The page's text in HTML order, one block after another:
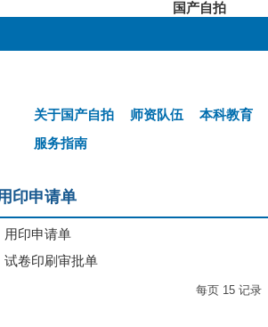
国产自拍
关于国产自拍 师资队伍 本科教育
服务指南
印申请单
用印申请单
试卷印刷审批单
每页 15 记录